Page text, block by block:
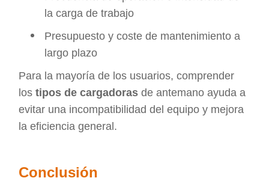
la carga de trabajo
Presupuesto y coste de mantenimiento a
largo plazo
Para la mayoría de los usuarios, comprender
lostipos de cargadoras de antemano ayuda a
evitar una incompatibilidad del equipo y mejora
la eficiencia general.
Conclusión